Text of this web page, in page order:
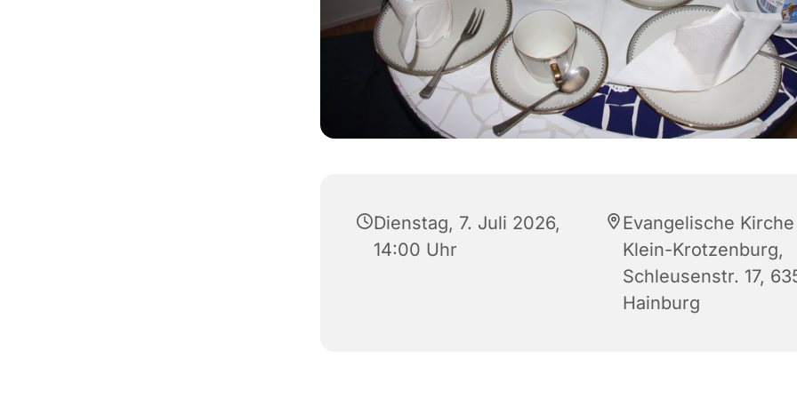
Dienstag, 7. Juli 2026,
14:00 Uhr
Evangelische Kirche
Klein-Krotzenburg,
Schleusenstr. 17,
Hainburg